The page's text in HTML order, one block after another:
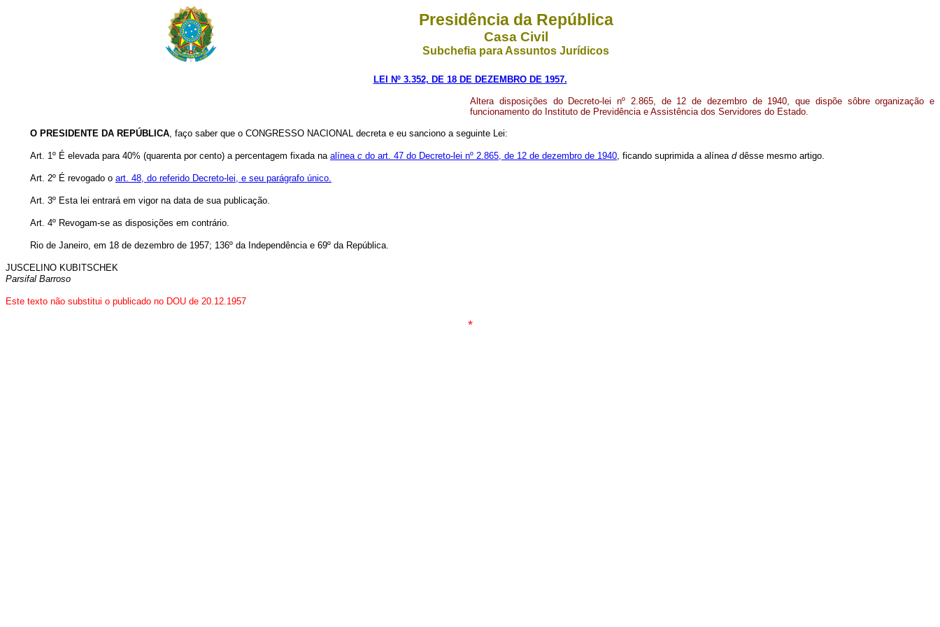
Presidência da República
Casa Civil
Subchefia para Assuntos Jurídicos
LEI Nº 3.352, DE 18 DE DEZEMBRO DE 1957.
Altera disposições do Decreto-lei nº 2.865, de 12 de dezembro de 1940, que dispõe sôbre organização e
funcionamento do Instituto de Previdência e Assistência dos Servidores do Estado.
O PRESIDENTE DA REPÚBLICA, faço saber que o CONGRESSO NACIONAL decreta e eu sanciono a seguinte Lei:
Art. 1º É elevada para 40% (quarenta por cento) a percentagem fixada na alínea c do art. 47 do Decreto-lei nº 2.865, de 12 de dezembro de 1940, ficando suprimida a alínea ddêsse mesmo artigo.
Art. 2º É revogado o art. 48, do referido Decreto-lei, e seu parágrafo único.
Art. 3º Esta lei entrará em vigor na data de sua publicação.
Art. 4º Revogam-se as disposições em contrário.
Rio de Janeiro, em 18 de dezembro de 1957; 136º da Independência e 69º da República.
JUSCELINO KUBITSCHEK
Parsifal Barroso
Este texto não substitui o publicado no DOU de 20.12.1957
*